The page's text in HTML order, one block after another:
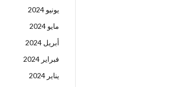
يونيو 2024
مايو 2024
أبريل 2024
فبراير 2024
يناير 2024